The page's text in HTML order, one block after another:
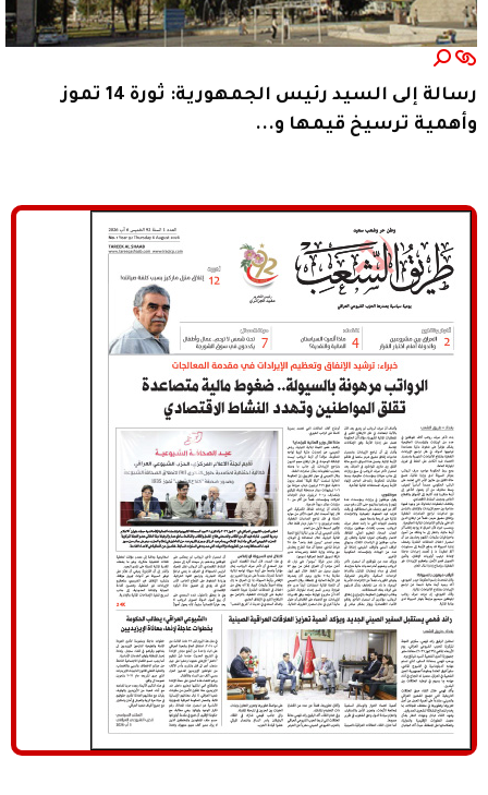
رسالة إلى السيد رئيس الجمهورية: ثورة 14 تموز
وأهمية ترسيخ قيمها و...